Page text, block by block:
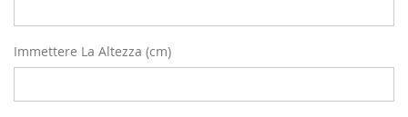
Immettere La Altezza (cm)